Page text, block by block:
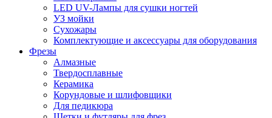
LED UV-Лампы для сушки ногтей
УЗ мойки
Сухожары
Комплектующие и аксессуары для оборудования
Фрезы
Алмазные
Твердосплавные
Керамика
Корундовые и шлифовщики
Для педикюра